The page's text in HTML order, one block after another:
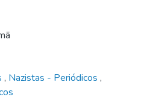
, Nazistas - Periódicos ,